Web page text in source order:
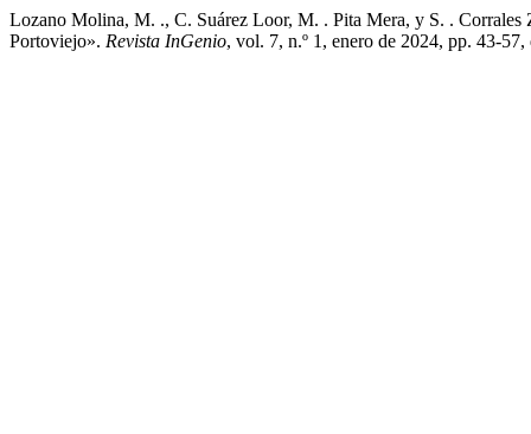
Lozano Molina, M. ., C. Suárez Loor, M. . Pita Mera, y S. .
Portoviejo». Revista InGenio, vol. 7, n.º 1, enero de 2024, pp. 43-